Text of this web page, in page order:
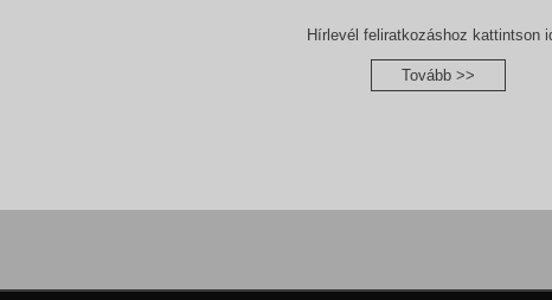
Hírlevél feliratkozáshoz kattintson
Tovább >>